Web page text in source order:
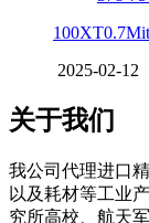
2025-02-12
关于我们
我公司代理进口
以及耗材等工业
究所高校、航天